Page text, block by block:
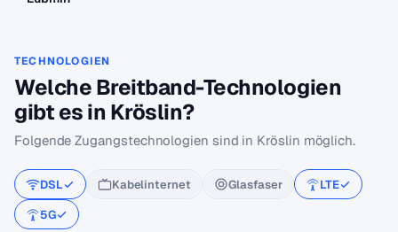
TECHNOLOGIEN
Welche Breitband-Technologien
gibt es in Kröslin?
Folgende Zugangstechnologien sind in Kröslin möglich.
DSL Kabelinternet Glasfaser
LTE
5G